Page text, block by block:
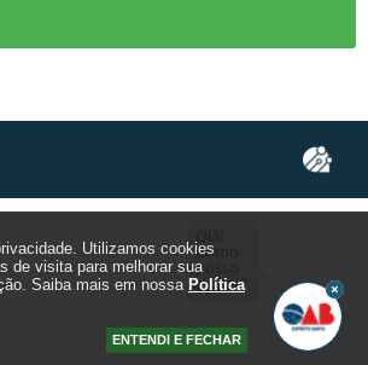
Utilizamos cookies
de visita para melhorar sua
Saiba mais em nossa Política
ENTENDI E FECHAR
Como
posso
ajudar?